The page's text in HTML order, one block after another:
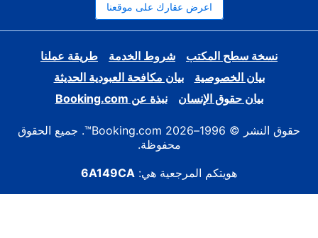
اعرض عقارك على موقعنا
نسخة سطح المكتب شروط الخدمة
طريقة عملنا
بيان الخصوصية
بيان مكافحة العبودية الحديثة
بيان حقوق الإنسان
نبذة عن Booking.com
حقوق النشر © 1996–2026 Booking.com™. جميع الحقوق
محفوظة.
هويتكم المرجعية هي: 6A149CA